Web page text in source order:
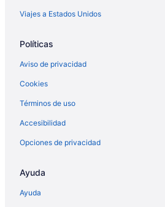
Viajes a Estados Unidos
Políticas
Aviso de privacidad
Cookies
Términos de uso
Accesibilidad
Opciones de privacidad
Ayuda
Ayuda